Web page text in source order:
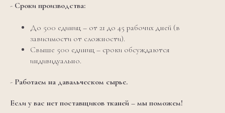
- Сроки производства:
До 500 единиц – от 21 до 45 рабочих дней (в
зависимости от сложности).
Свыше 500 единиц – сроки обсуждаются
индивидуально.
- Работаем на давальческом сырье.
Если у вас нет поставщиков тканей – мы поможем!